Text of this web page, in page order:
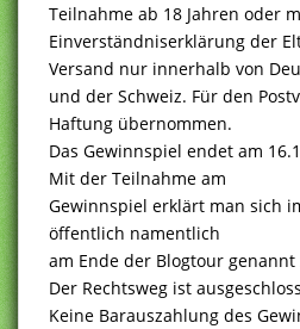
Teilnahme ab 18 Jahren oder
Einverständniserklärung der
Versand nur innerhalb von
und der Schweiz. Für den
Haftung übernommen.
Das Gewinnspiel endet am
Mit der Teilnahme am
Gewinnspiel erklärt man sich
öffentlich namentlich
am Ende der Blogtour
Der Rechtsweg ist
Keine Barauszahlung des